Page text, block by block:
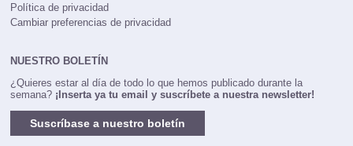
Política de privacidad
Cambiar preferencias de privacidad
NUESTRO BOLETÍN
¿Quieres estar al día de todo lo que hemos publicado durante la
semana? ¡Inserta ya tu email y suscríbete a nuestra newsletter!
Suscríbase a nuestro boletín